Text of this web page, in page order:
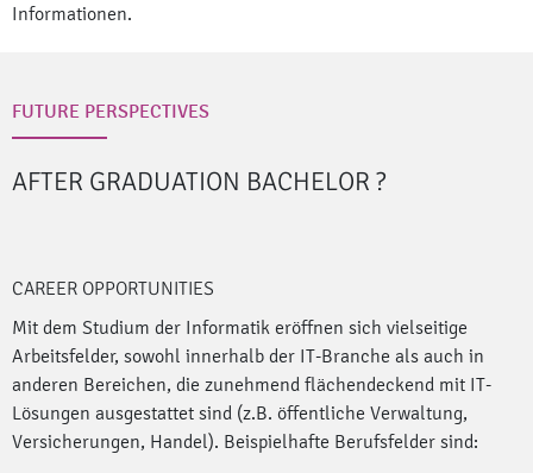
Informationen.
FUTURE PERSPECTIVES
AFTER GRADUATION BACHELOR ?
CAREER OPPORTUNITIES
Mit dem Studium der Informatik eröffnen sich vielseitige
Arbeitsfelder, sowohl innerhalb der IT-Branche als auch in
anderen Bereichen, die zunehmend flächendeckend mit IT-
Lösungen ausgestattet sind (z.B. öffentliche Verwaltung,
Versicherungen, Handel). Beispielhafte Berufsfelder sind: